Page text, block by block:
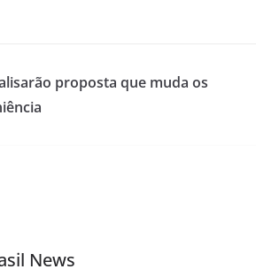
proposta que muda os
News